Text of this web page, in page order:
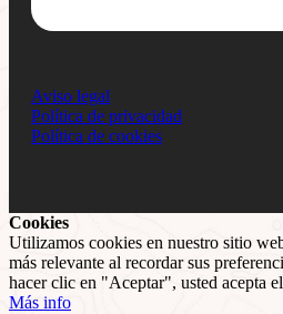
Aviso legal
Política de privacidad
Política de cookies
Cookies
Utilizamos cookies en nuestro sitio
más relevante al recordar sus
hacer clic en "Aceptar", usted acepta
Más info